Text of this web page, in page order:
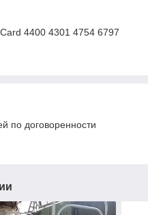
4400 4301 4754 6797
по договоренности